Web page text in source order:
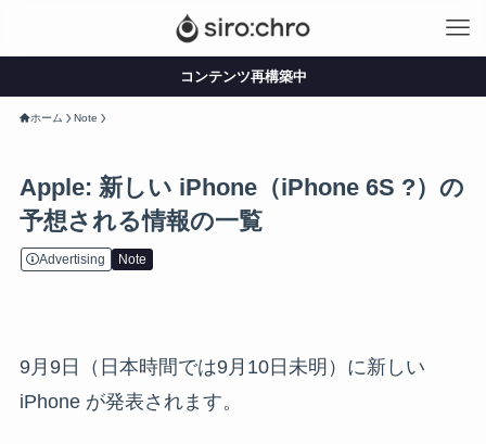
コンテンツ再構築中
ホーム Note
Apple: 新しい iPhone（iPhone 6S ?）の
予想される情報の一覧
Advertising Note
9月9日（日本時間では9月10日未明）に新しい
iPhone が発表されます。